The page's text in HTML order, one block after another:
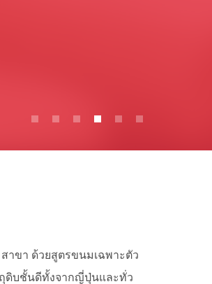
าขา ด้วยสูตรขนมเฉพาะตัว
ดิบชั้นดีทั้งจากญี่ปุ่นและทั่ว